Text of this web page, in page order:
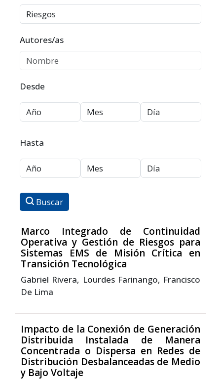
Autores/as
Desde
Hasta
Buscar
Marco Integrado de Continuidad
Operativa y Gestión de Riesgos para
Sistemas EMS de Misión Crítica en
Transición Tecnológica
Gabriel Rivera, Lourdes Farinango, Francisco
De Lima
Impacto de la Conexión de Generación
Distribuida Instalada de Manera
Concentrada o Dispersa en Redes de
Distribución Desbalanceadas de Medio
y Bajo Voltaje